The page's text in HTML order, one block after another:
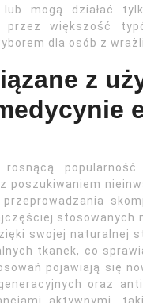
lub mogą działać
przez większość
dla osób z
z
popularność
stosowanych
swojej naturalnej
tkanek, co
pojawiają się
oraz